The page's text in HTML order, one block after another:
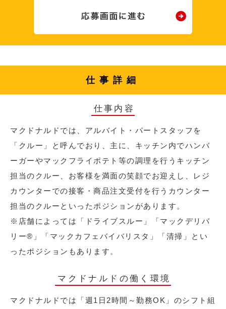
仕事詳細
仕事内容
マクドナルドでは、アルバイト・パートスタッフを
「クルー」と呼んでおり、主に、キッチン内でハンバ
ーガーやマックフライポテト等の調理を行うキッチン
担当のクルー、お客様を満面の笑顔でお迎えし、レジ
カウンターでの接客・商品注文受付を行うカウンター
担当のクルーといったポジションがあります。
※店舗によっては「ドライブスルー」「マックデリバ
リー®︎」「マックカフェバイバリスタ」「清掃」とい
ったポジションもあります。
マクドナルドの働く環境
マクドナルドでは「週1日2時間～勤務OK」のシフト組